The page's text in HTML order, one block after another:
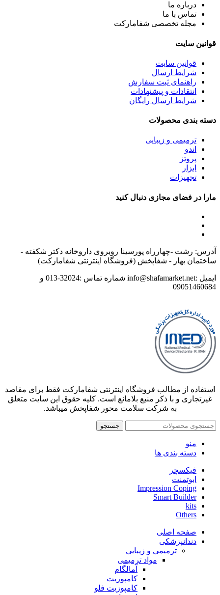
درباره ما
تماس با ما
مجله تخصصی شفامارکت
قوانین سایت
قوانین سایت
شرایط ارسال
راهنمای ثبت سفارش
انتقادات و پیشنهادات
شرایط ارسال رایگان
دسته بندی محصولات
ترمیمی و زیبایی
اندو
پروتز
ابزار
تجهیزات
مارا در فضای مجازی دنبال کنید
آدرس: رشت -چهارراه پورسینا روبروی داروخانه دکتر شکفته -
ساختمان بهار - شفاپخش (فروشگاه اینترنتی شفامارکت)
ایمیل :info@shafamarket.net شماره تماس :32024-013 و
09051460684
استفاده از مطالب فروشگاه اینترنتی شفامارکت فقط برای مقاصد
غیرتجاری و با ذکر منبع بلامانع است. کلیه حقوق این سایت متعلق
به شرکت سلامت محور شفاپخش میباشد.
جستجو
منو
دسته بندی ها
فیکسچر
ابوتمنت
Impression Coping
Smart Builder
kits
Others
صفحه اصلی
دندانپزشکی
ترمیمی و زیبایی
مواد ترمیمی
آمالگام
کامپوزیت
کامپوزیت فلو